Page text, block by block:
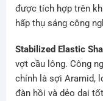
được tích hợp trên
hấp thụ sáng công
Stabilized Elastic
vợt cầu lông. Công
chính là sợi Aramid,
đàn hồi và dẻo dai